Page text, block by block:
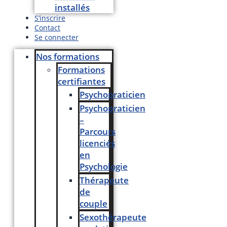
installés
S’inscrire
Contact
Se connecter
Nos formations
Formations
certifiantes
Psychopraticien
Psychopraticien
–
Parcours
licenciés
en
Psychologie
Thérapeute
de
couple
Sexothérapeute